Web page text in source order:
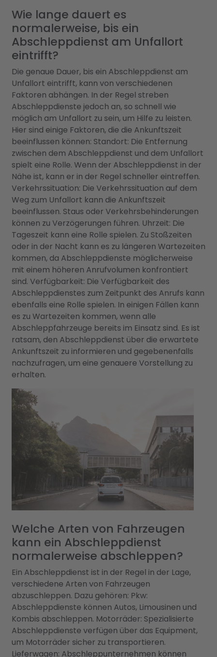
Wie lange dauert es
normalerweise, bis ein
Abschleppdienst am Unfallort
eintrifft?
Die genaue Dauer, bis ein Abschleppdienst am
Unfallort eintrifft, kann von verschiedenen
Faktoren abhängen. In der Regel streben
Abschleppdienste jedoch an, so schnell wie
möglich am Unfallort zu sein, um Hilfe zu leisten.
Hier sind einige Faktoren, die die Ankunftszeit
beeinflussen können: Standort: Die Entfernung
zwischen dem Abschleppdienst und dem Unfallort
spielt eine Rolle. Wenn der Abschleppdienst in der
Nähe ist, kann er in der Regel schneller eintreffen.
Verkehrssituation: Die Verkehrssituation auf dem
Weg zum Unfallort kann die Ankunftszeit
beeinflussen. Staus oder Verkehrsbehinderungen
können zu Verzögerungen führen. Uhrzeit: Die
Tageszeit kann eine Rolle spielen. Zu Stoßzeiten
oder in der Nacht kann es zu längeren Wartezeiten
kommen, da Abschleppdienste möglicherweise
mit einem höheren Anrufvolumen konfrontiert
sind. Verfügbarkeit: Die Verfügbarkeit des
Abschleppdienstes zum Zeitpunkt des Anrufs kann
ebenfalls eine Rolle spielen. In einigen Fällen kann
es zu Wartezeiten kommen, wenn alle
Abschleppfahrzeuge bereits im Einsatz sind. Es ist
ratsam, den Abschleppdienst über die erwartete
Ankunftszeit zu informieren und gegebenenfalls
nachzufragen, um eine genauere Vorstellung zu
erhalten.
Welche Arten von Fahrzeugen
kann ein Abschleppdienst
normalerweise abschleppen?
Ein Abschleppdienst ist in der Regel in der Lage,
verschiedene Arten von Fahrzeugen
abzuschleppen. Dazu gehören: Pkw:
Abschleppdienste können Autos, Limousinen und
Kombis abschleppen. Motorräder: Spezialisierte
Abschleppdienste verfügen über das Equipment,
um Motorräder sicher zu transportieren.
Lieferwagen: Abschleppunternehmen können